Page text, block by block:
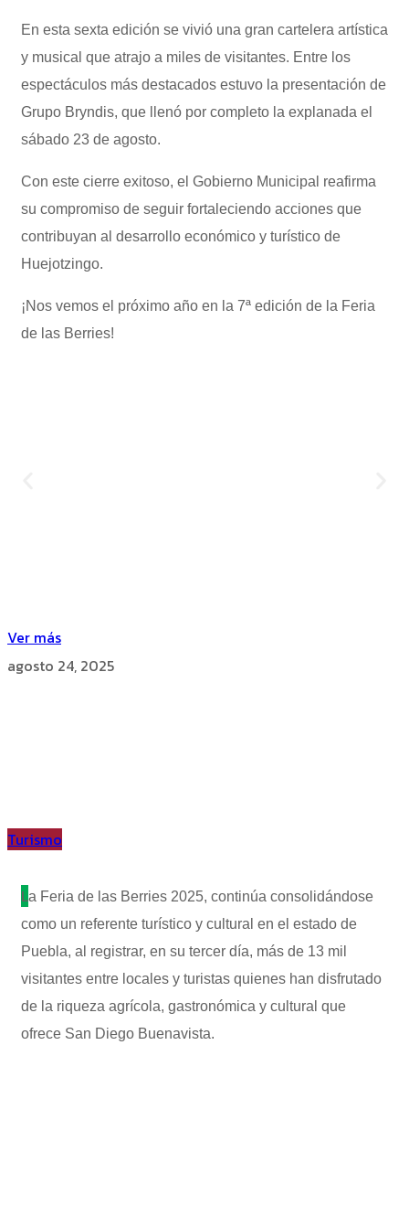
En esta sexta edición se vivió una gran cartelera artística
y musical que atrajo a miles de visitantes. Entre los
espectáculos más destacados estuvo la presentación de
Grupo Bryndis, que llenó por completo la explanada el
sábado 23 de agosto.
Con este cierre exitoso, el Gobierno Municipal reafirma
su compromiso de seguir fortaleciendo acciones que
contribuyan al desarrollo económico y turístico de
Huejotzingo.
¡Nos vemos el próximo año en la 7ª edición de la Feria
de las Berries!
Ver más
agosto 24, 2025
Turismo
La Feria de las Berries 2025, continúa consolidándose
como un referente turístico y cultural en el estado de
Puebla, al registrar, en su tercer día, más de 13 mil
visitantes entre locales y turistas quienes han disfrutado
de la riqueza agrícola, gastronómica y cultural que
ofrece San Diego Buenavista.